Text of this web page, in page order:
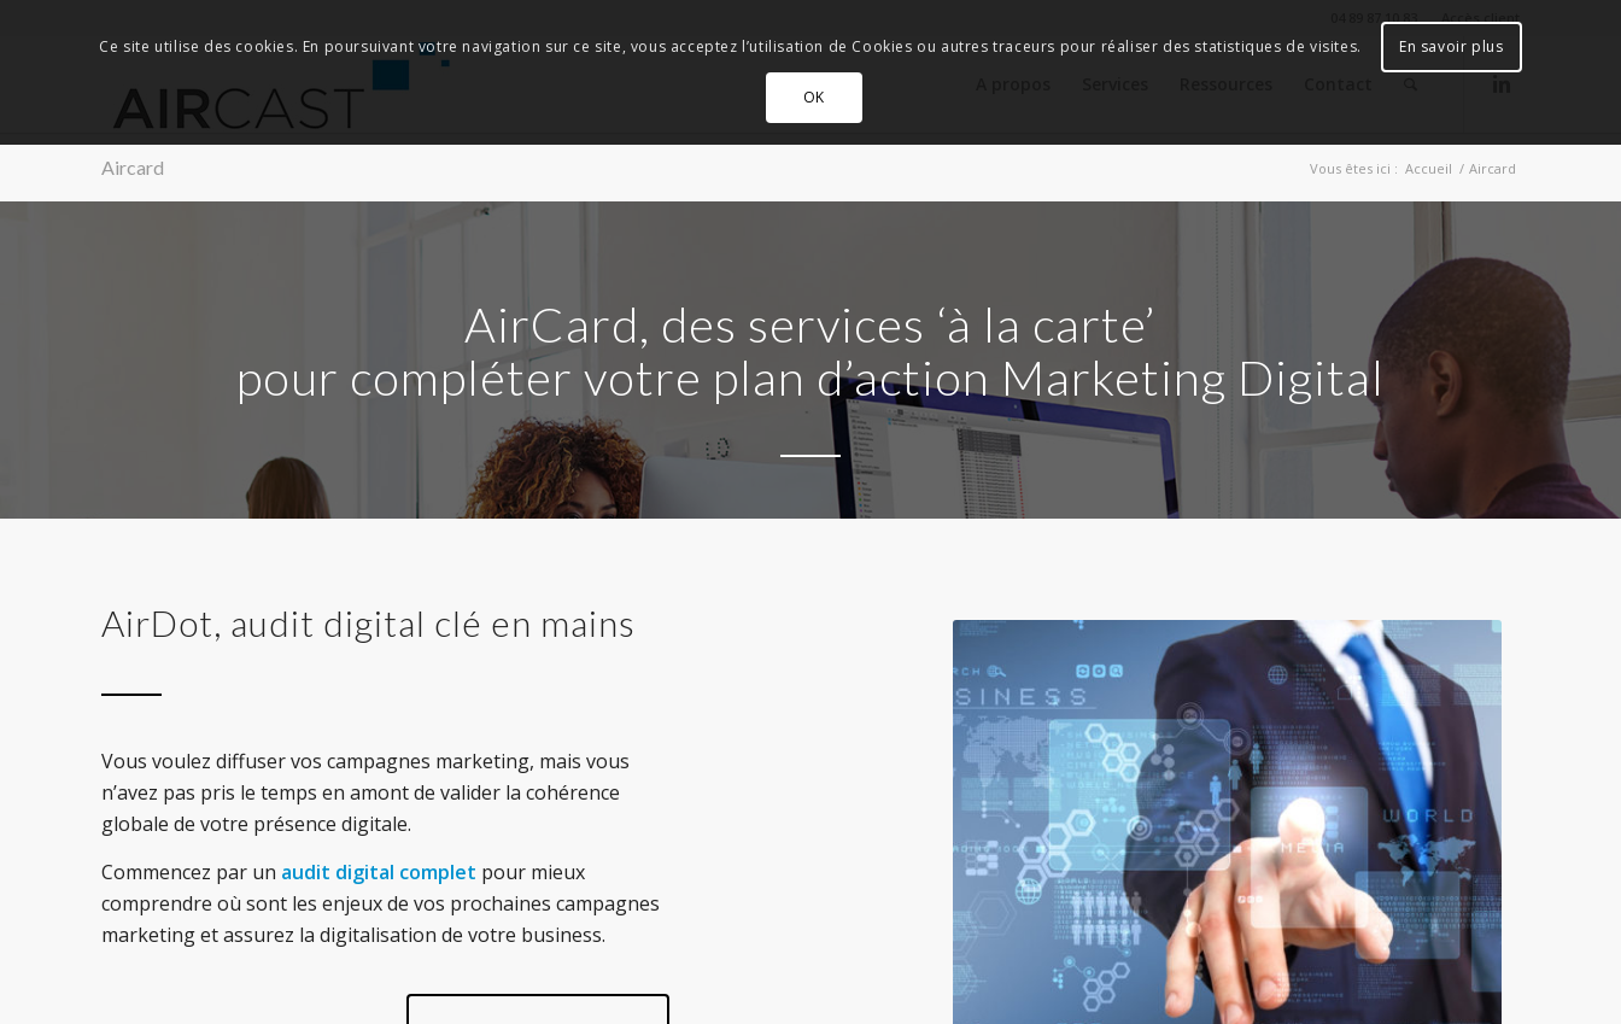
Accès client
04 89 87 10 83
Aircard Vous êtes ici : Accueil / Aircard
AirCard, des services ‘à la carte’
pour compléter votre plan d’action Marketing Digital
AirDot, audit digital clé en mains
Vous voulez diffuser vos campagnes marketing, mais vous
n’avez pas pris le temps en amont de valider la cohérence
globale de votre présence digitale.
Commencez par un audit digital complet pour mieux
comprendre où sont les enjeux de vos prochaines campagnes
marketing et assurez la digitalisation de votre business.
Ce site utilise des cookies. En poursuivant votre navigation sur ce site, vous acceptez l’utilisation de Cookies ou autres traceurs pour réaliser des statistiques de visites. En savoir plus
OK